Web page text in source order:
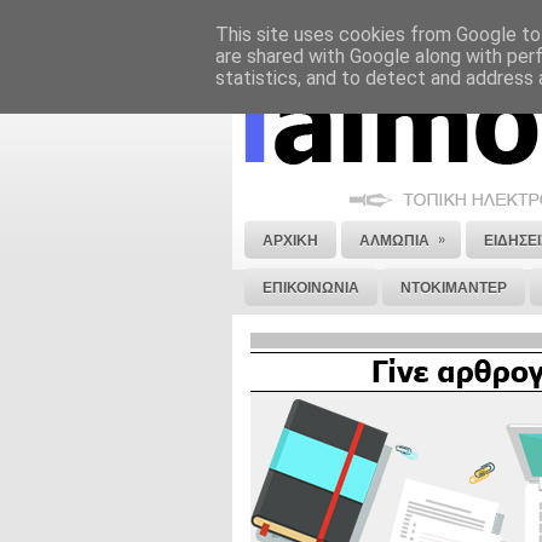
ΝΟΜΙΚΗ ΣΗΜΕΙΩΣΗ ΔΙΑΦΗΜΙΣΗ
ΑΡΧΙΚΗ ΑΛΜΩΠΙΑ »
ΕΠΙΚΟΙΝΩΝΙΑ ΝΤΟΚΙΜΑΝΤΕΡ
This site uses cookies from Google
are shared with Google along with
statistics, and to detect and address